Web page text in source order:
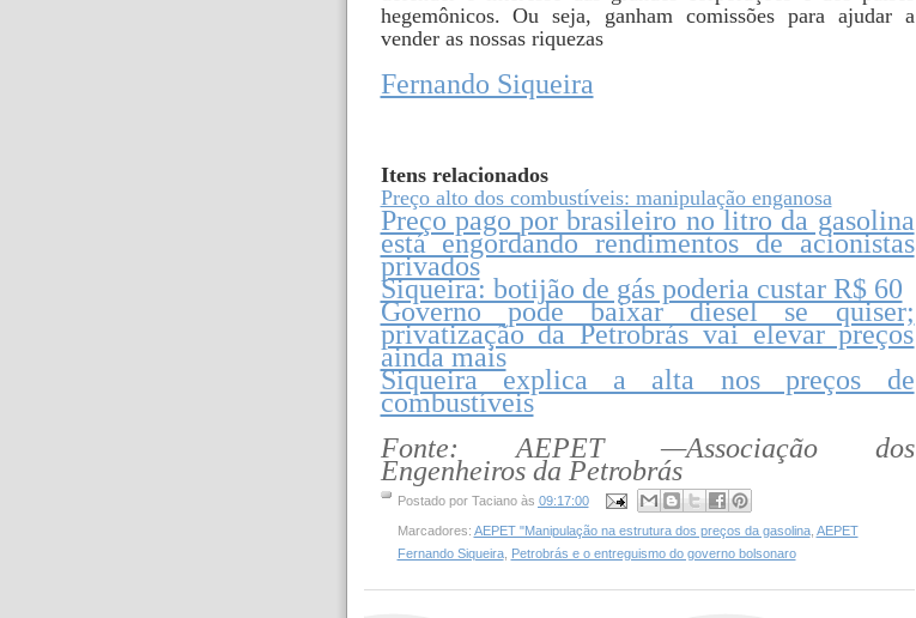
hegemônicos. Ou seja, ganham comissões para ajudar a
vender as nossas riquezas
Fernando Siqueira
Itens relacionados
Preço alto dos combustíveis: manipulação enganosa
Preço pago por brasileiro no litro da gasolina
está engordando rendimentos de acionistas
privados
Siqueira: botijão de gás poderia custar R$ 60
Governo pode baixar diesel se quiser;
privatização da Petrobrás vai elevar preços
ainda mais
Siqueira explica a alta nos preços de
combustíveis
Fonte: AEPET —Associação dos
Engenheiros da Petrobrás
Postado por Taciano às 09:17:00
Marcadores: AEPET "Manipulação na estrutura dos preços da gasolina, AEPET
Fernando Siqueira, Petrobrás e o entreguismo do governo bolsonaro